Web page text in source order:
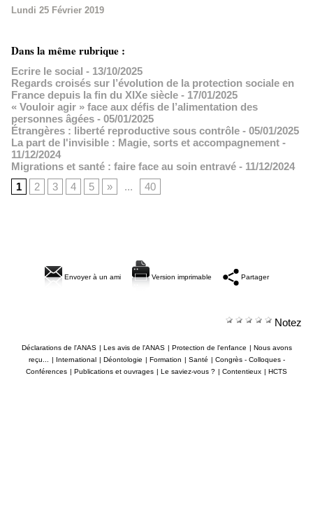
Lundi 25 Février 2019
Dans la même rubrique :
Ecrire le social - 13/10/2025
Regards croisés sur l’évolution de la protection sociale en
France depuis la fin du XIXe siècle - 17/01/2025
« Vouloir agir » face aux défis de l’alimentation des
personnes âgées - 05/01/2025
Étrangères : liberté reproductive sous contrôle - 05/01/2025
La part de l'invisible : Magie, sorts et accompagnement -
11/12/2024
Migrations et santé : faire face au soin entravé - 11/12/2024
1
2 3 4 5 » ... 40
Envoyer à un ami Version imprimable Partager
Notez
Déclarations de l'ANAS | Les avis de l'ANAS | Protection de l'enfance | Nous avons
reçu... | International | Déontologie | Formation | Santé | Congrès - Colloques -
Conférences | Publications et ouvrages | Le saviez-vous ? | Contentieux | HCTS